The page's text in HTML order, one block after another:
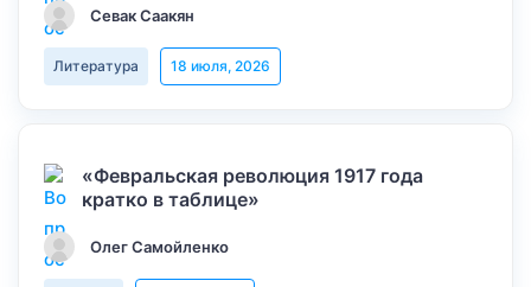
Севак Саакян
Литература 18 июля, 2026
«Февральская революция 1917 года
кратко в таблице»
Олег Самойленко